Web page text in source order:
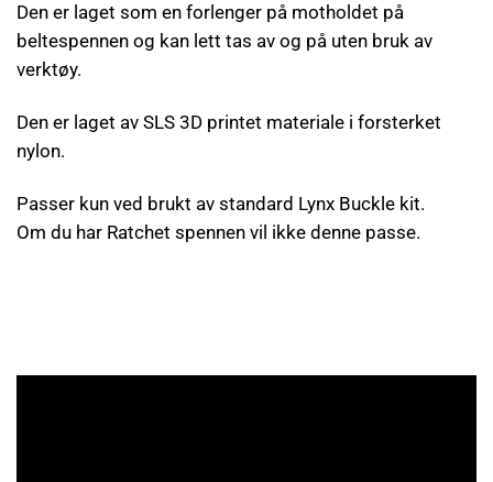
Den er laget som en forlenger på motholdet på
beltespennen og kan lett tas av og på uten bruk av
verktøy.
Den er laget av SLS 3D printet materiale i forsterket
nylon.
Passer kun ved brukt av standard Lynx Buckle kit.
Om du har Ratchet spennen vil ikke denne passe.